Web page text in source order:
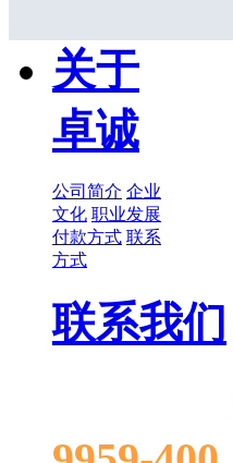
关于
卓诚
公司简介 企业
文化 职业发展
付款方式 联系
方式
联系我们